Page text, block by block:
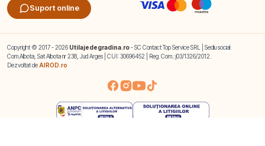
Suport online
Copyright © 2017 - 2026 Utilajedegradina.ro- SC Contact Top Service SRL | Sediu social:
Com.Albota, Sat Albota nr 238, Jud Arges | CUI: 30696452 | Reg. Com.: j03/1326/2012.
Dezvoltat de AIROD.ro